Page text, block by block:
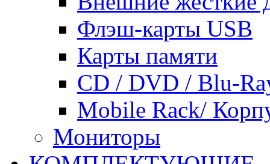
Флэш-карты USB
Карты памяти
CD / DVD / Blu-
Mobile Rack/
Мониторы